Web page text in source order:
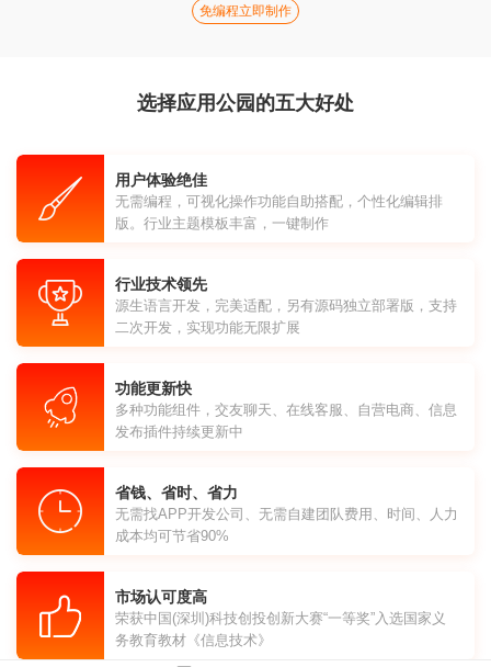
免编程立即制作
选择应用公园的五大好处
用户体验绝佳
无需编程，可视化操作功能自助搭配，个性化编辑排
版。行业主题模板丰富，一键制作
行业技术领先
源生语言开发，完美适配，另有源码独立部署版，支持
二次开发，实现功能无限扩展
功能更新快
多种功能组件，交友聊天、在线客服、自营电商、信息
发布插件持续更新中
省钱、省时、省力
无需找APP开发公司、无需自建团队费用、时间、人力
成本均可节省90%
市场认可度高
荣获中国(深圳)科技创投创新大赛“一等奖”入选国家义
务教育教材《信息技术》